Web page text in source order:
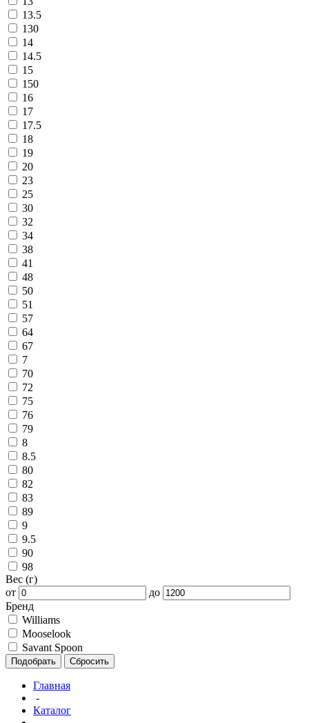
13.5
130
14
14.5
15
150
16
17
17.5
18
19
20
23
25
30
32
34
38
41
48
50
51
57
64
67
7
70
72
75
76
79
8
8.5
80
82
83
89
9
9.5
90
98
Вес (г)
от
до
Бренд
Williams
Mooselook
Savant Spoon
Подобрать Сбросить
Главная
-
Каталог